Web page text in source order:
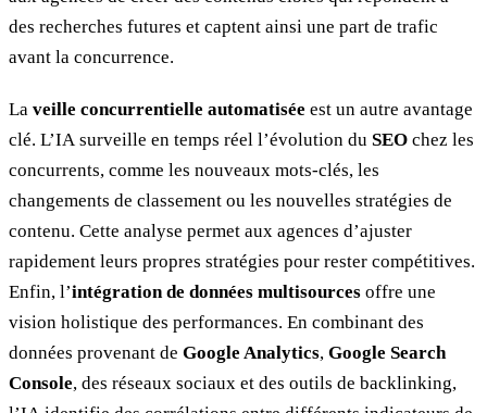
des recherches futures et captent ainsi une part de trafic
avant la concurrence.
La veille concurrentielle automatisée est un autre avantage
clé. L’IA surveille en temps réel l’évolution du SEO chez les
concurrents, comme les nouveaux mots-clés, les
changements de classement ou les nouvelles stratégies de
contenu. Cette analyse permet aux agences d’ajuster
rapidement leurs propres stratégies pour rester compétitives.
Enfin, l’intégration de données multisources offre une
vision holistique des performances. En combinant des
données provenant de Google Analytics, Google Search
Console, des réseaux sociaux et des outils de backlinking,